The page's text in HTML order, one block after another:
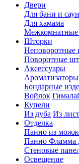
Двери
Для бани и
Для хамама
Межкомнатные
Шторки
Неповоротные
Поворотные
Аксессуары
Бондарные
Войлок
Купели
Из дуба Из
Отделка
Панно из
Панно Фламма
Стеновые
Освещение